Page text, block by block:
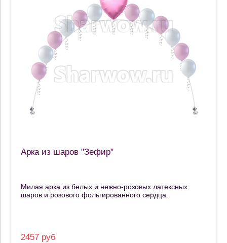
Арка из шаров "Зефир"
Милая арка из белых и нежно-розовых латексных
шаров и розового фольгированного сердца.
2457 руб